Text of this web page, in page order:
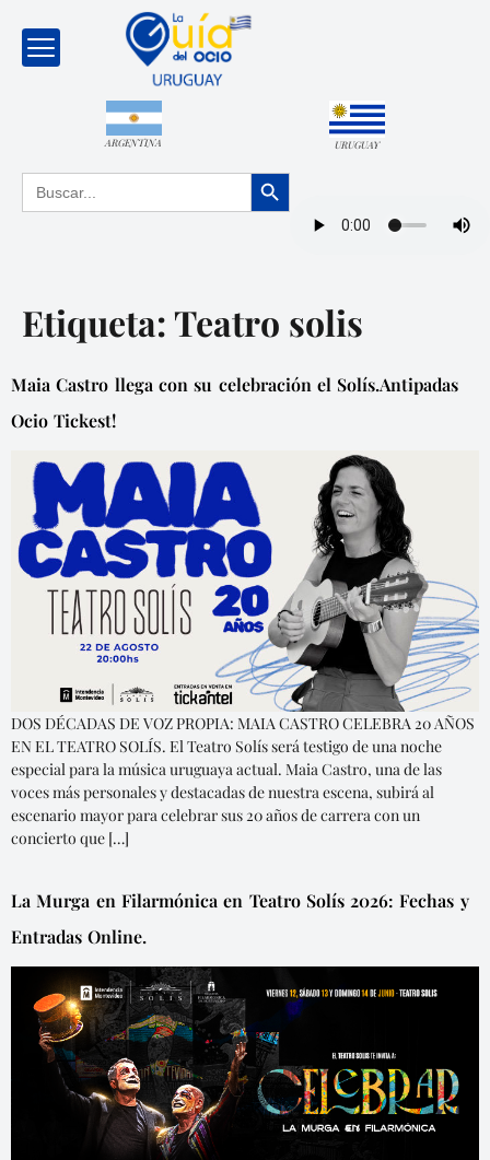
ARGENTINA URUGUAY
Buscar: Botón de búsqueda
Etiqueta:Teatro solis
Maia Castro llega con su celebración el Solís.Antipadas
Ocio Tickest!
DOS DÉCADAS DE VOZ PROPIA: MAIA CASTRO CELEBRA 20 AÑOS
EN EL TEATRO SOLÍS. El Teatro Solís será testigo de una noche
especial para la música uruguaya actual. Maia Castro, una de las
voces más personales y destacadas de nuestra escena, subirá al
escenario mayor para celebrar sus 20 años de carrera con un
concierto que […]
La Murga en Filarmónica en Teatro Solís 2026: Fechas y
Entradas Online.